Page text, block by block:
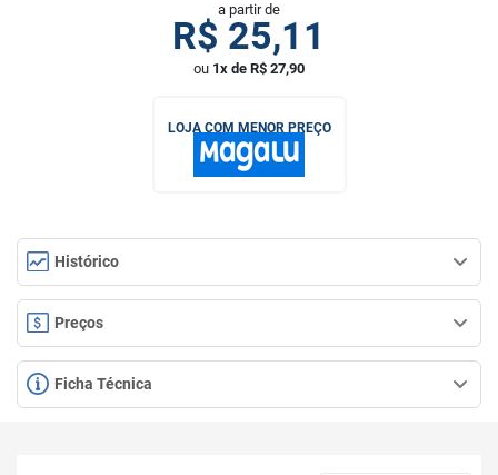
a partir de
R$ 25,11
ou 1x de R$ 27,90
LOJA COM MENOR PREÇO
Histórico
Preços
Ficha Técnica